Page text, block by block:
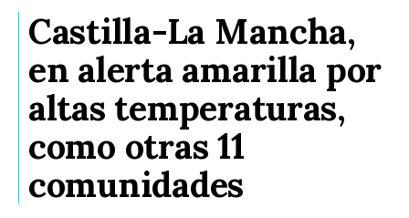
Castilla-La Mancha,
en alerta amarilla por
altas temperaturas,
como otras 11
comunidades